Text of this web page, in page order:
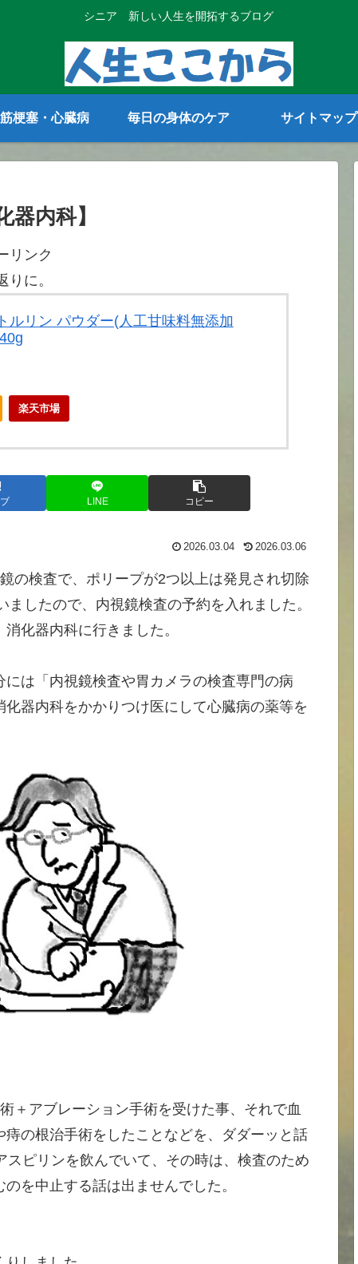
シニア 新しい人生を開拓するブログ
梗塞・心臓病 毎日の身体のケア サイトマップ
内科】
リンク
りに。
ルリン パウダー(人工甘味料無添加
楽天市場
LINE コピー
2026.03.04 2026.03.06
の検査で、ポリープが2つ以上は発見され切除
したので、内視鏡検査の予約を入れました。
化器内科に行きました。
は「内視鏡検査や胃カメラの検査専門の病
器内科をかかりつけ医にして心臓病の薬等を
＋アブレーション手術を受けた事、それで血
の根治手術をしたことなどを、ダダーッと話
ピリンを飲んでいて、その時は、検査のため
を中止する話は出ませんでした。